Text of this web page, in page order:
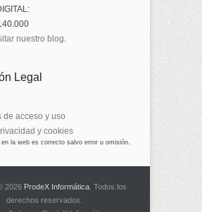
nuestro blog
Legal
de acceso y uso
y cookies
la web es correcto salvo error u omisión.
2026 ProdeX Informática . Todos los
derechos reservados.